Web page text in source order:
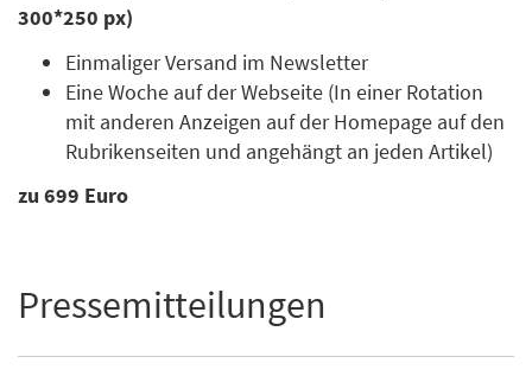
300*250 px)
Einmaliger Versand im Newsletter
Eine Woche auf der Webseite (In einer Rotation
mit anderen Anzeigen auf der Homepage auf den
Rubrikenseiten und angehängt an jeden Artikel)
zu 699 Euro
Pressemitteilungen